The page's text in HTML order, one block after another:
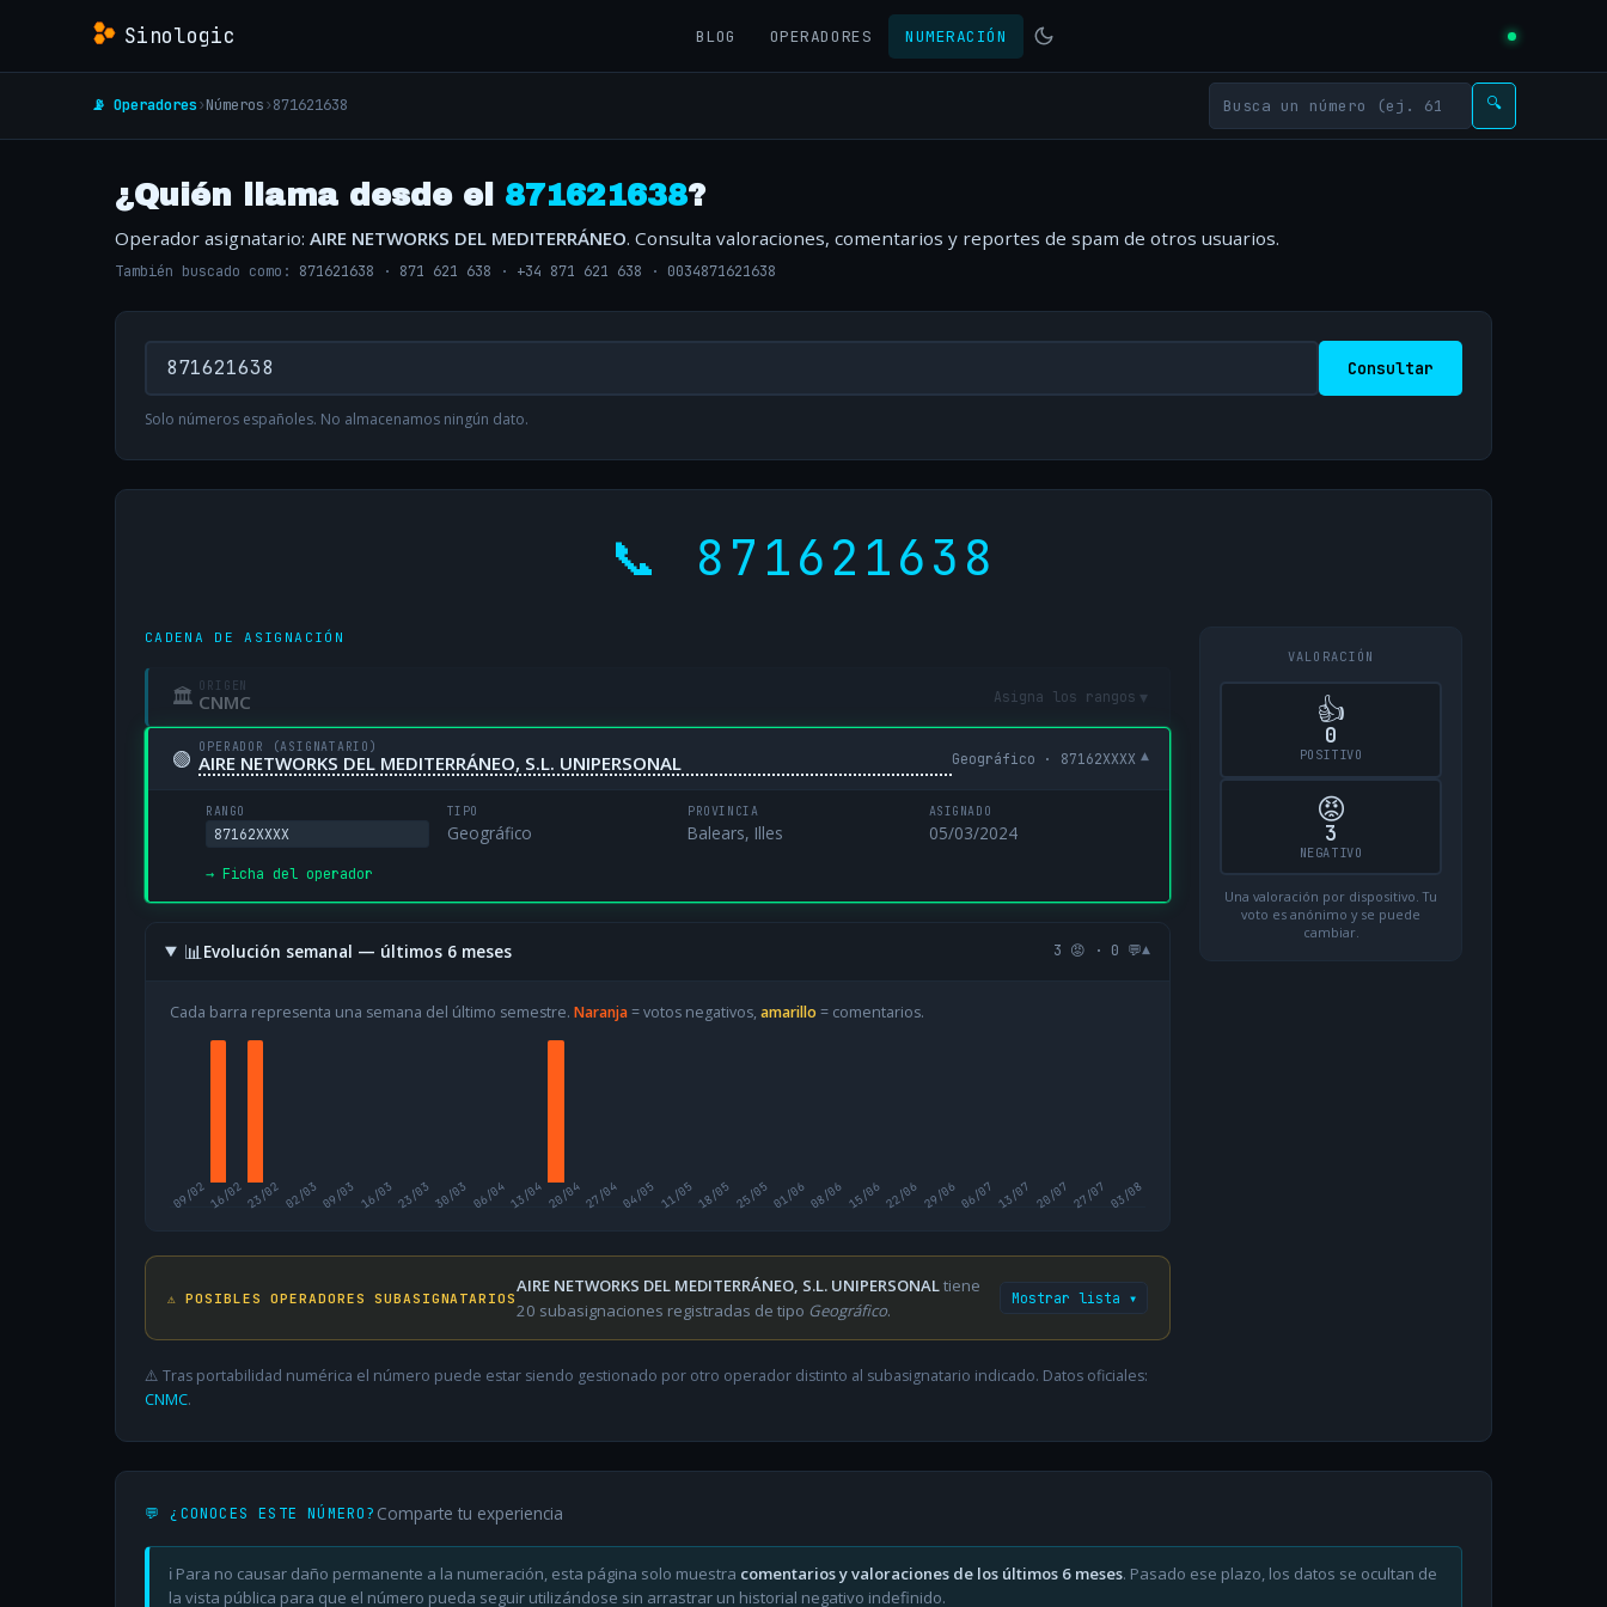
Sinologic BLOG OPERADORES NUMERACIÓN
📡 Operadores›Números›871621638 🔍
¿Quién llama desde el 871621638?
Operador asignatario: AIRE NETWORKS DEL MEDITERRÁNEO. Consulta valoraciones, comentarios y reportes de spam de otros usuarios.
También buscado como: 871621638 · 871 621 638 · +34 871 621 638 · 0034871621638
Consultar
Solo números españoles. No almacenamos ningún dato.
📞 871621638
CADENA DE ASIGNACIÓN
🏛 ORIGEN
CNMC Asigna los rangos ▾
🟢 OPERADOR (ASIGNATARIO)
AIRE NETWORKS DEL MEDITERRÁNEO, S.L. UNIPERSONAL Geográfico · 87162XXXX ▾
RANGO
87162XXXX
TIPO
Geográfico
PROVINCIA
Balears, Illes
ASIGNADO
05/03/2024
→ Ficha del operador
📊Evolución semanal — últimos 6 meses 3 😡 · 0 💬▾
Cada barra representa una semana del último semestre. Naranja= votos negativos, amarillo = comentarios.
09/0216/0223/02 02/03 09/03 16/03 23/03 30/03 06/0413/04 20/0427/0404/05 11/0518/05 25/0501/0608/06 15/0622/06 29/0606/07 13/07 20/07 27/07 03/08
⚠️ POSIBLES OPERADORES SUBASIGNATARIOS
AIRE NETWORKS DEL MEDITERRÁNEO, S.L. UNIPERSONALtiene
20 subasignaciones registradas de tipo Geográfico.
Mostrar lista ▾
⚠️ Tras portabilidad numérica el número puede estar siendo gestionado por otro operador distinto al subasignatario indicado. Datos oficiales:
CNMC.
VALORACIÓN
👍
0
POSITIVO
😡
3
NEGATIVO
Una valoración por dispositivo. Tu
voto es anónimo y se puede
cambiar.
💬 ¿CONOCES ESTE NÚMERO? Comparte tu experiencia
ℹ️ Para no causar daño permanente a la numeración, esta página solo muestra comentarios y valoraciones de los últimos 6 meses. Pasado ese plazo, los datos se ocultan de
la vista pública para que el número pueda seguir utilizándose sin arrastrar un historial negativo indefinido.